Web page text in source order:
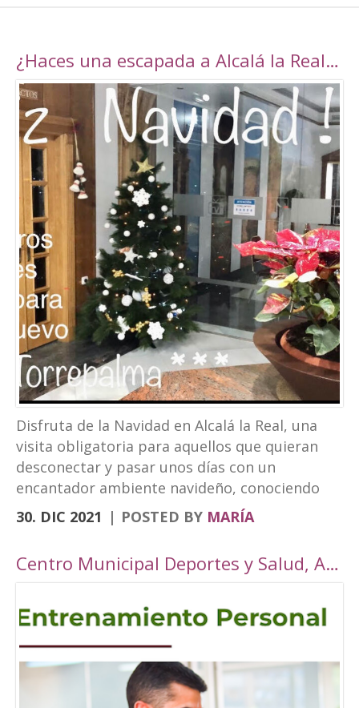
¿Haces una escapada a Alcalá la Real esta navidad?
Disfruta de la Navidad en Alcalá la Real, una
visita obligatoria para aquellos que quieran
desconectar y pasar unos días con un
encantador ambiente navideño, conociendo
los rincones tan bonitos que ofrece nuestra
localidad. Este año, Alcalá la Real oferta todo
con una cuidada ambientación navideña. El
Ayuntamiento pasarán ser un parque navideño
donde se colocará un tobogán de hielo
artificial y un tiovivo, acompañados de un
alumbrado navideño digno de la hermosura de
nuestra localidad junto a puestos de castañas,
30. DIC 2021 POSTED BY MARÍA
Centro Municipal Deportes y Salud, Alcalá la Real